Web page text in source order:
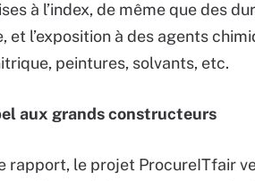
à l’index, de même que des
et l’exposition à des agents
peintures, solvants, etc.
aux grands constructeurs
rapport, le projet ProcureITfair